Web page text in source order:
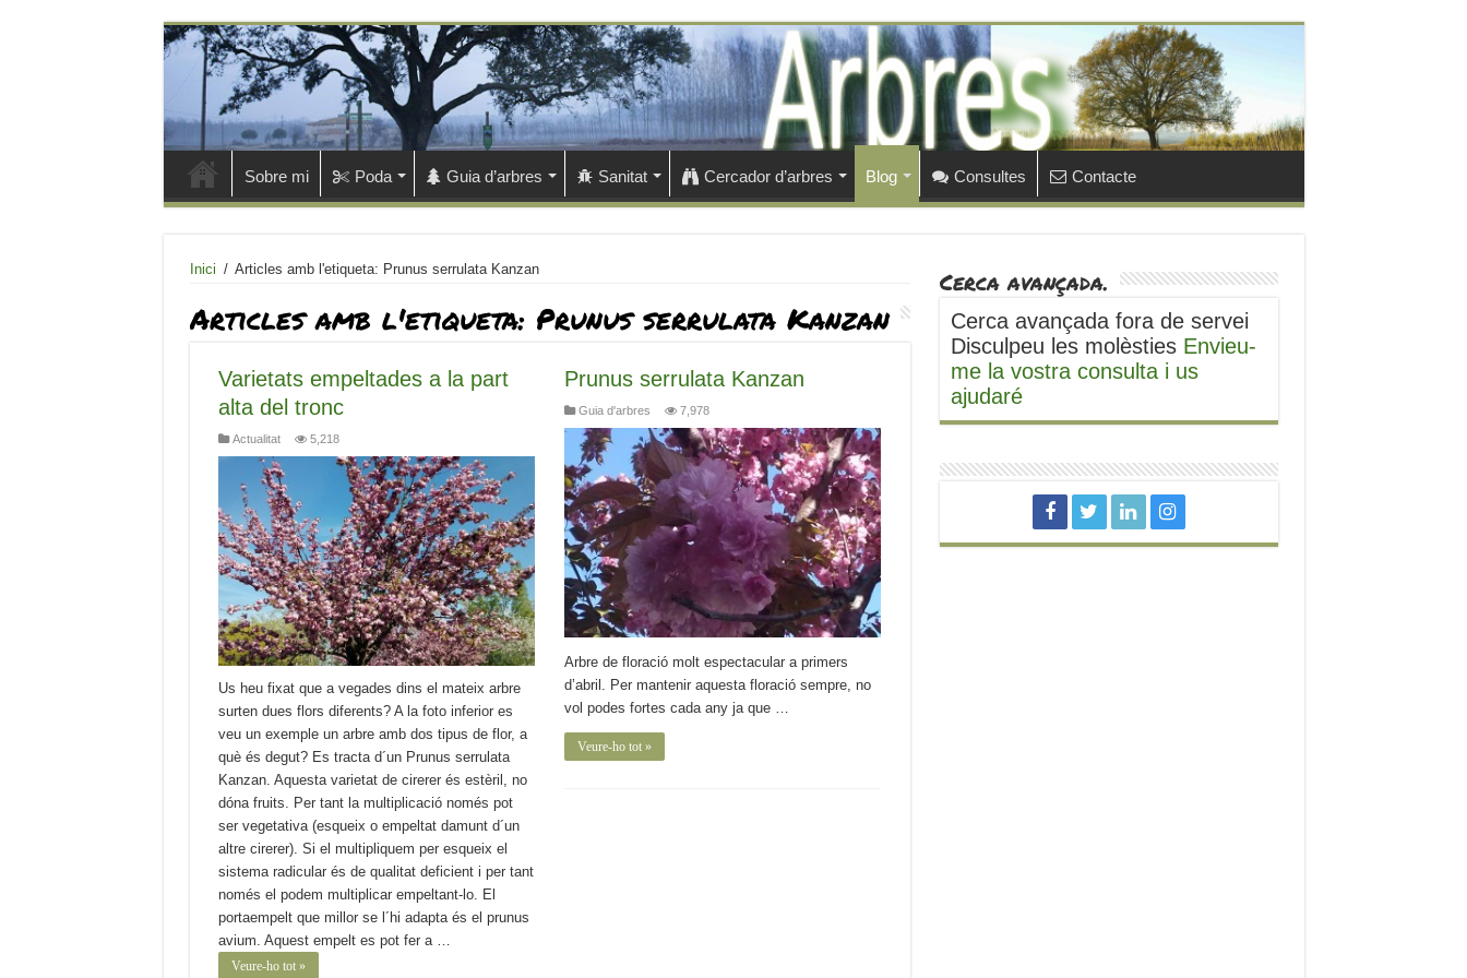
Sobre mi Poda Guia d’arbres Sanitat Cercador d’arbres Blog Consultes Contacte
Inici / Articles amb l'etiqueta: Prunus serrulata Kanzan
Articles amb l'etiqueta: Prunus serrulata Kanzan
Varietats empeltades a la part
alta del tronc
Actualitat 5,218
Us heu fixat que a vegades dins el mateix arbre
surten dues flors diferents? A la foto inferior es
veu un exemple un arbre amb dos tipus de flor, a
què és degut? Es tracta d´un Prunus serrulata
Kanzan. Aquesta varietat de cirerer és estèril, no
dóna fruits. Per tant la multiplicació només pot
ser vegetativa (esqueix o empeltat damunt d´un
altre cirerer). Si el multipliquem per esqueix el
sistema radicular és de qualitat deficient i per tant
només el podem multiplicar empeltant-lo. El
portaempelt que millor se l´hi adapta és el prunus
avium. Aquest empelt es pot fer a …
Veure-ho tot »
Prunus serrulata Kanzan
Guia d'arbres 7,978
Arbre de floració molt espectacular a primers
d’abril. Per mantenir aquesta floració sempre, no
vol podes fortes cada any ja que …
Veure-ho tot »
Cerca avançada.
Cerca avançada fora de servei
Disculpeu les molèsties Envieu-
me la vostra consulta i us
ajudaré